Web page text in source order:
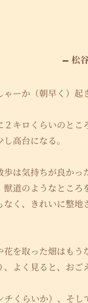
松
ーか（朝早く）起
キロくらいのと
高台になる。
は気持ちが良かっ
道のようなところ
く、きれいに整
を取った畑はもう
よく見ると、おご
くらいか）、そし